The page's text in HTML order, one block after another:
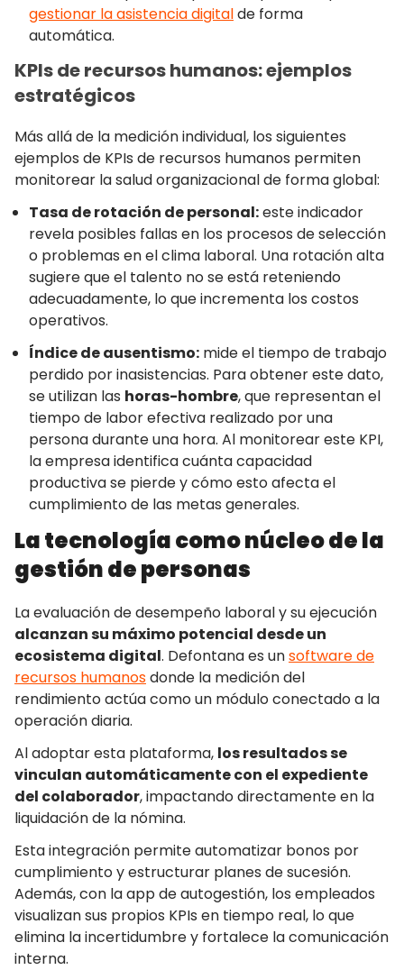
gestionar la asistencia digitalde forma
automática.
KPIs de recursos humanos: ejemplos
estratégicos
Más allá de la medición individual, los siguientes
ejemplos de KPIs de recursos humanos permiten
monitorear la salud organizacional de forma global:
Tasa de rotación de personal:este indicador
revela posibles fallas en los procesos de selección
o problemas en el clima laboral. Una rotación alta
sugiere que el talento no se está reteniendo
adecuadamente, lo que incrementa los costos
operativos.
Índice de ausentismo: mide el tiempo de trabajo
perdido por inasistencias. Para obtener este dato,
se utilizan las horas-hombre, que representan el
tiempo de labor efectiva realizado por una
persona durante una hora. Al monitorear este KPI,
la empresa identifica cuánta capacidad
productiva se pierde y cómo esto afecta el
cumplimiento de las metas generales.
La tecnología como núcleo de la
gestión de personas
La evaluación de desempeño laboral y su ejecución
alcanzan su máximo potencial desde un
ecosistema digital. Defontana es unsoftware de
recursos humanosdonde la medición del
rendimiento actúa como un módulo conectado a la
operación diaria.
Al adoptar esta plataforma, los resultados se
vinculan automáticamente con el expediente
del colaborador, impactando directamente en la
liquidación de la nómina.
Esta integración permite automatizar bonos por
cumplimiento y estructurar planes de sucesión.
Además, con la app de autogestión, los empleados
visualizan sus propios KPIs en tiempo real, lo que
elimina la incertidumbre y fortalece la comunicación
interna.